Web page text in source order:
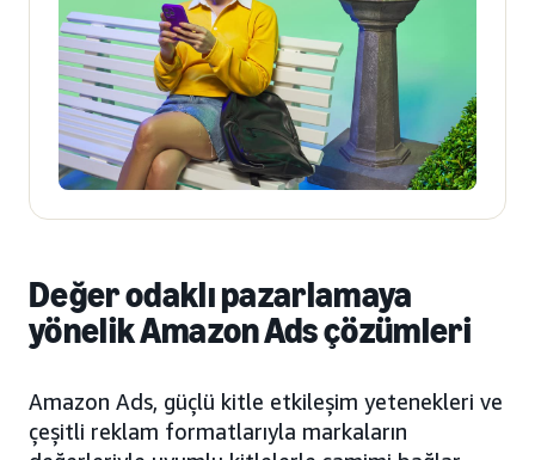
Değer odaklı pazarlamaya
yönelik Amazon Ads çözümleri
Amazon Ads, güçlü kitle etkileşim yetenekleri ve
çeşitli reklam formatlarıyla markaların